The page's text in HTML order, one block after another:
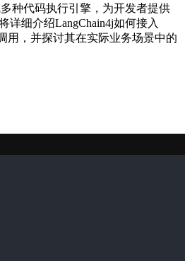
种代码执行引擎，为开发者提供
详细介绍LangChain4j如何接入
用，并探讨其在实际业务场景中的